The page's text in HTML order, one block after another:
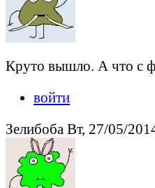
Круто вышло. А что с
войти
Зелибоба Вт, 27/05/